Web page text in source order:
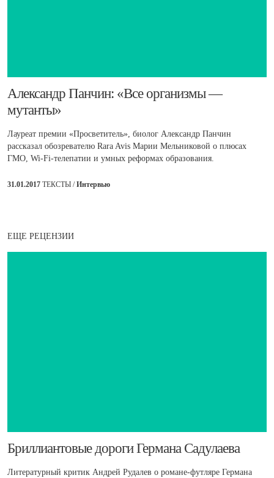
​Александр Панчин: «Все организмы —
мутанты»
Лауреат премии «Просветитель», биолог Александр Панчин
рассказал обозревателю Rara Avis Марии Мельниковой о плюсах
ГМО, Wi-Fi-телепатии и умных реформах образования.
31.01.2017 ТЕКСТЫ /Интервью
ЕЩЕ РЕЦЕНЗИИ
​Бриллиантовые дороги Германа Садулаева
Литературный критик Андрей Рудалев о романе-футляре Германа